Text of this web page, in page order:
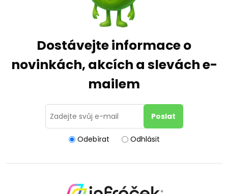
Dostávejte informace o
novinkách, akcích a slevách e-
mailem
Odebírat Odhlásit